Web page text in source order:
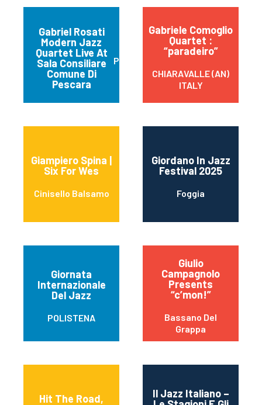
Gabriel Rosati
Modern Jazz
Quartet Live At
Sala Consiliare
Comune Di
Pescara
Pescara
Gabriele Comoglio
Quartet :
“paradeiro”
CHIARAVALLE (AN)
ITALY
Giampiero Spina |
Six For Wes
Cinisello Balsamo
Giordano In Jazz
Festival 2025
Foggia
Giornata
Internazionale
Del Jazz
POLISTENA
Giulio
Campagnolo
Presents
“c’mon!”
Bassano Del
Grappa
Hit The Road,
Il Jazz Italiano –